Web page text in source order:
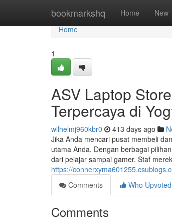
bookmarkshq Home New
Home
Home
1
ASV Laptop
Terpercaya di
wilhelmj960kbr0 413 days ago
Jika Anda mencari pusat membeli
utama Anda. Dengan berbagai
dari pelajar sampai gamer. Staf
https://
Comments
Who Upvoted
Comments